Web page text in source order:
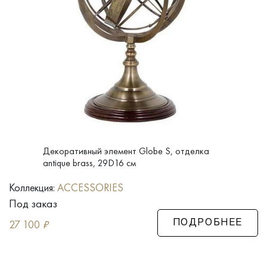
Декоративный элемент Globe S, отделка
antique brass, 29D16 см
Коллекция: ACCESSORIES
Под заказ
27 100 ₽ ПОДРОБНЕЕ